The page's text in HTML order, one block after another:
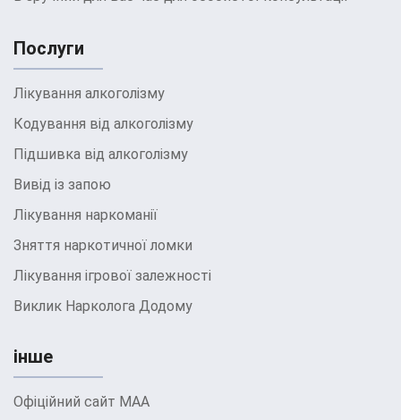
розуміння особливостей психологічних
сеанси терапії, спрямовані на
пацієнтів та допомагають їм впоратися
з психологічними бар’єрами на шляху
одужання.
Важливо також відзначити, що лікарі та
медичний персонал клініки постійно
вдосконалюють свої знання та
навички, стежачи за останніми
дозволяє клініці залишатися на
сучасні та ефективні методи лікування.
Послуги
Лікування алкоголізму
Кодування від алкоголізму
Підшивка від алкоголізму
Вивід із запою
Лікування наркоманії
Зняття наркотичної ломки
Лікування ігрової залежності
Виклик Нарколога Додому
інше
Офіційний сайт МАА